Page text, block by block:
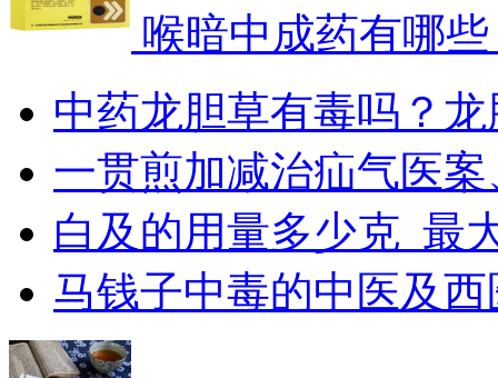
喉暗中成药有哪
中药龙胆草有毒吗？龙
一贯煎加减治疝气医案
白及的用量多少克_最
马钱子中毒的中医及西